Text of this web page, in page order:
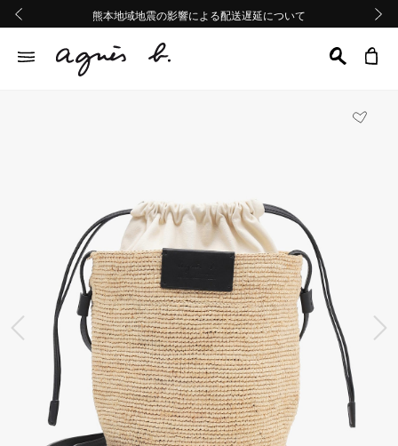
熊本地域地震の影響による配送遅延について
Summer Sale 2buy10%OFF!!
熊本地域地震の影響による配送遅延について
Summer Sale 2buy10%OFF!!
前の画像